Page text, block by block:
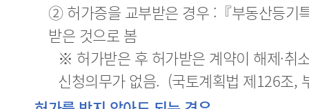
② 허가증을 교부받은 경우 :『부동산등기
받은 것으로 봄
※ 허가받은 후 허가받은 계약이 해제·취
신청의무가 없음. (국토계획법 제126조,